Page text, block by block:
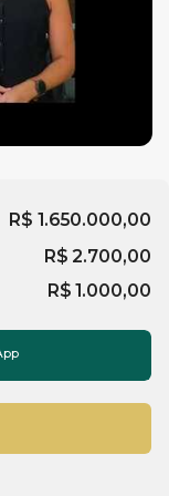
com a imobiliária
R$ 1.650.000,00
R$ 2.700,00
R$ 1.000,00